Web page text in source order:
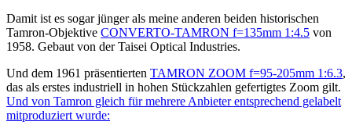
Damit ist es sogar jünger als meine anderen beiden historischen
Tamron-Objektive CONVERTO-TAMRON f=135mm 1:4.5 von
1958. Gebaut von der Taisei Optical Industries.
Und dem 1961 präsentierten TAMRON ZOOM f=95-205mm 1:6.3,
das als erstes industriell in hohen Stückzahlen gefertigtes Zoom gilt.
Und von Tamron gleich für mehrere Anbieter entsprechend gelabelt
mitproduziert wurde: